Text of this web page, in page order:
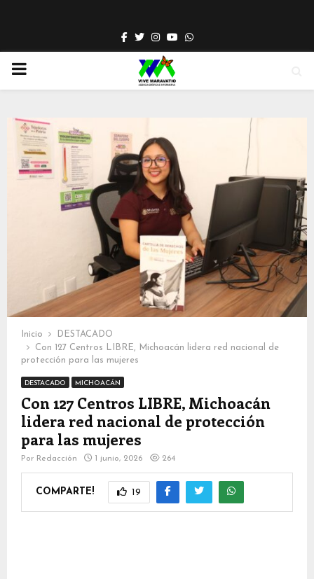
Facebook
TwitterInstagram
YoutubeWhatsapp
PRIMARY
Inicio
DESTACADO
Con 127 Centros LIBRE, Michoacán lidera red nacional de
protección para las mujeres
DESTACADO MICHOACÁN
Con 127 Centros LIBRE, Michoacán
lidera red nacional de protección
para las mujeres
Por Redacción 1 junio, 2026 264
COMPARTE! 19